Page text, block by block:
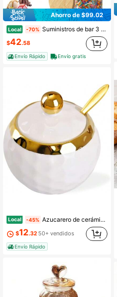
Ahorro de $99.02
Local -70% Suministros de bar 3 piezas Frascos de vidrio de 10 onzas con tapas y cucharas Recipiente de vidrio para condimentos, dulces y galletas de azúcar de verano Accesorios para fiestas
$42.58
Envío Rápido Envío gratis
Local -45% Azucarero de cerámica con tapa y cuchara, tazón de sal con diseño de golf de porcelana, caja de especias moderna, frasco para condimentos para el hogar, la cocina y la cafetería - Blanco
$12.32 50+ vendidos
Envío Rápido